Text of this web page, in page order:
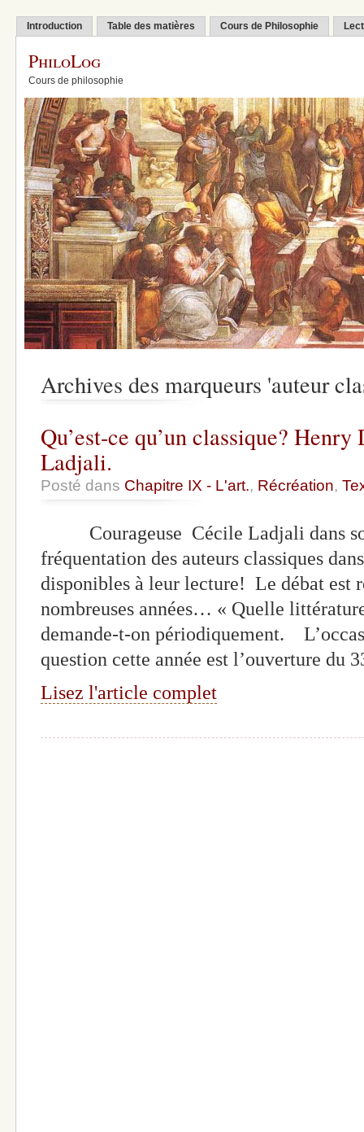
Introduction Table des matières Cours de Philosophie
PhiloLog
Cours de philosophie
Archives des marqueurs 'auteur
Qu’est-ce qu’un classique?
Ladjali.
Posté dans Chapitre IX - L'art., Récréation,
Courageuse Cécile Ladjali dans
fréquentation des auteurs classiques
disponibles à leur lecture! Le débat est
nombreuses années… « Quelle
demande-t-on périodiquement.
question cette année est l’ouverture du
Lisez l'article complet